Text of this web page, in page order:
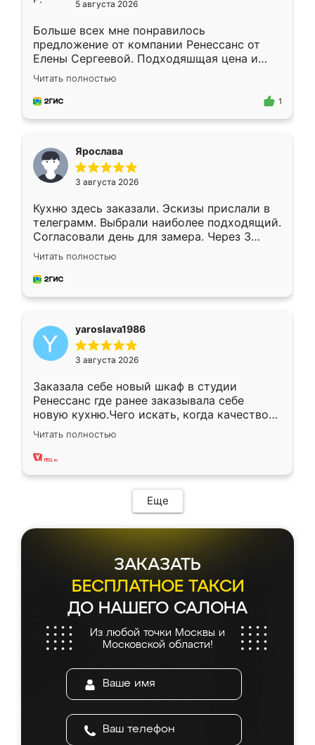
5 августа 2026
Больше всех мне понравилось
предложение от компании Ренессанс от
Елены Сергеевой. Подходяшщая цена и
короткие сроки изготовления. Приехавший
для замера сотрудник Владислав
предложил по моему эскизу самый
Читать полностью
1
Ярослава
3 августа 2026
Кухню здесь заказали. Эскизы прислали в
телеграмм. Выбрали наиболее подходящий.
Согласовали день для замера. Через 3
недели кухня была уже готова. Остались
довольны работой. Спасибо Ренессанс
мебель за качественную работу!
Читать полностью
yaroslava1986
3 августа 2026
Заказала себе новый шкаф в студии
Ренессанс где ранее заказывала себе
новую кухню.Чего искать, когда качеством
вполне довольна. Служит кухня уже почти
два года, нареканий нет.
Читать полностью
Еще
ЗАКАЗАТЬ
БЕСПЛАТНОЕ ТАКСИ
ДО НАШЕГО САЛОНА
Из любой точки Москвы и
Московской области!